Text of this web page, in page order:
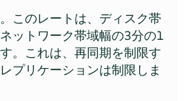
このレートは、ディスク帯
ットワーク帯域幅の3分の1
。これは、再同期を制限す
プリケーションは制限しま